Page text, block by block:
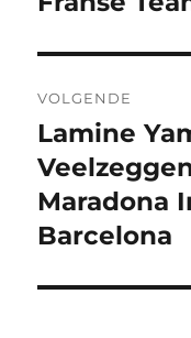
VOLGENDE
Volgend
bericht:
Lamine
Maradona
Barcelona